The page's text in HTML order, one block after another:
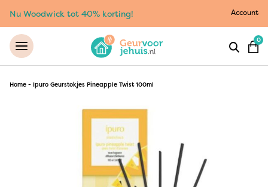
Nu Woodwick tot 40% korting! Account
0
Home - Ipuro Geurstokjes Pineapple Twist 100ml